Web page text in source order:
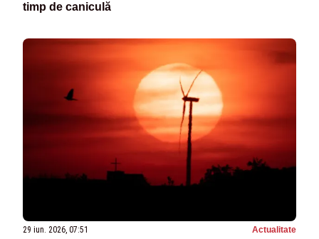
timp de caniculă
29 iun. 2026, 07:51 Actualitate